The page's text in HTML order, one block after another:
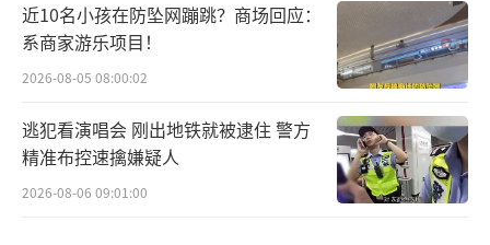
近10名小孩在防坠网蹦跳？商场回应：
系商家游乐项目！
2026-08-05 08:00:02
逃犯看演唱会 刚出地铁就被逮住 警方
精准布控速擒嫌疑人
2026-08-06 09:01:00